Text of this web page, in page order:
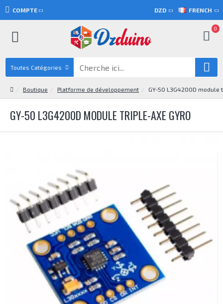
COMPTE DZD FRENCH
0
Toutes Catégories
Boutique Platforme de développement GY-50 L3G4200D
GY-50 L3G4200D MODULE TRIPLE-AXE GYRO